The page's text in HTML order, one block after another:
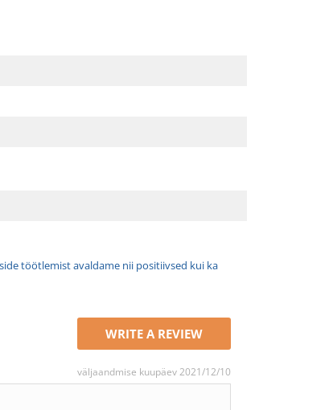
töötlemist avaldame nii positiivsed kui ka
WRITE A REVIEW
väljaandmise kuupäev 2021/12/10